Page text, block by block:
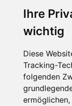
Ihre
wichtig
Diese
Tracking-
folgenden
ermöglichen,